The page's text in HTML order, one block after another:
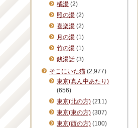
橘湯 (2)
照の湯 (2)
喜楽湯 (2)
月の湯 (1)
竹の湯 (1)
銭湯話 (3)
そこにいた猫 (2,977)
東京(真ん中あたり)
(656)
東京(北の方) (211)
東京(東の方) (307)
東京(西の方) (100)